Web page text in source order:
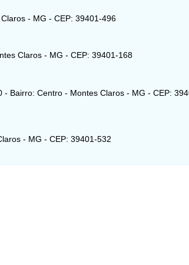
- MG - CEP: 39401-496
Claros - MG - CEP: 39401-168
- Bairro: Centro - Montes Claros - MG - CEP:
- MG - CEP: 39401-532